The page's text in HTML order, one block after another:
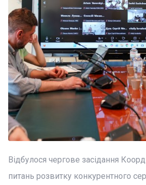
Відбулося чергове засідання
питань розвитку конкурентного